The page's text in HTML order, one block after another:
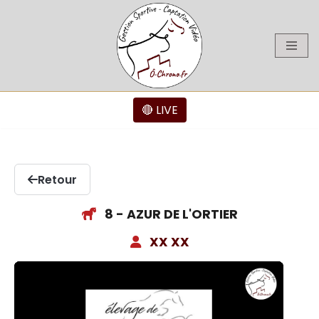
🔴 LIVE
Retour
8 - AZUR DE L'ORTIER
XX XX